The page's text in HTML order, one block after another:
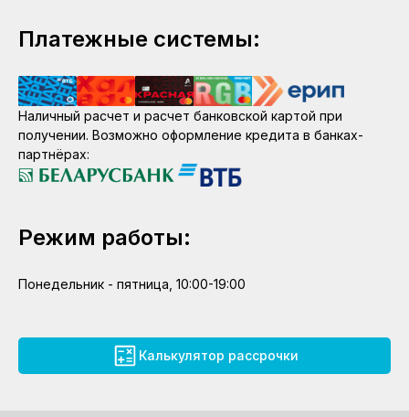
Платежные системы:
Наличный расчет и расчет банковской картой при
получении. Возможно оформление кредита в банках-
партнёрах:
Режим работы:
Понедельник - пятница, 10:00-19:00
Калькулятор рассрочки